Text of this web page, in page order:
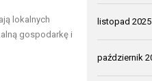
lokalnych
gospodarkę i
listopad 2025
październik